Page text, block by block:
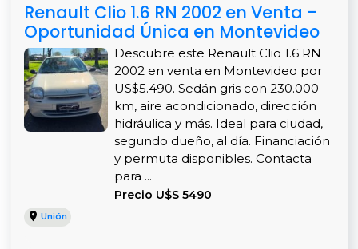
Renault Clio 1.6 RN 2002 en Venta -
Oportunidad Única en Montevideo
Descubre este Renault Clio 1.6 RN
2002 en venta en Montevideo por
US$5.490. Sedán gris con 230.000
km, aire acondicionado, dirección
hidráulica y más. Ideal para ciudad,
segundo dueño, al día. Financiación
y permuta disponibles. Contacta
para ...
Precio U$S 5490
Unión